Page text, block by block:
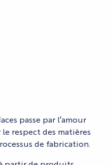
passe par l’amour
respect des matières
de fabrication.